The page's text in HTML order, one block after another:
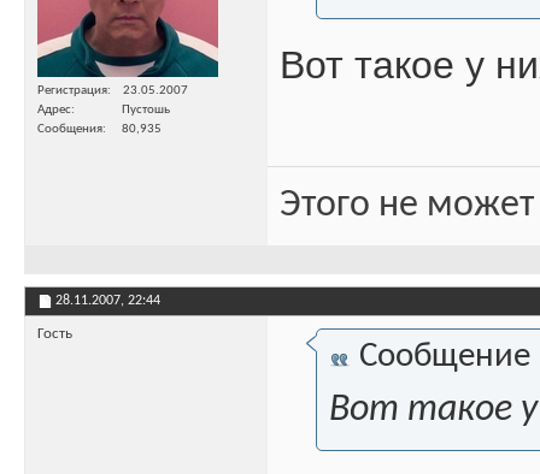
Регистрация
23.05.2007
Адрес
Пустошь
Сообщения
80,935
Вот такое у
Этого не
28.11.2007, 22:44
Гость
Сообщение
Вот такое